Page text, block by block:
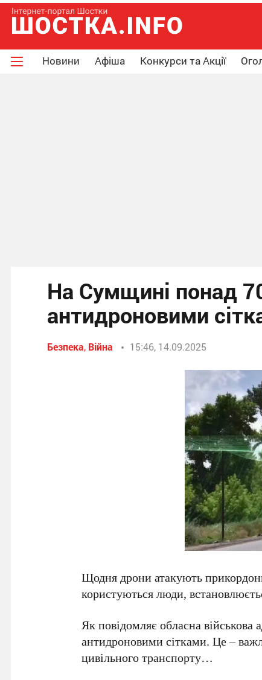
Новини Афіша Конкурси та Акції
На Сумщині понад
антидроновими
Безпека, Війна 15:46, 14.09.2025
Щодня дрони атакують
користуються люди,
Як повідомляє обласна військова
антидроновими сітками. Це –
цивільного транспорту…